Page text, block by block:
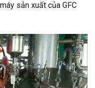
sản xuất của GFC